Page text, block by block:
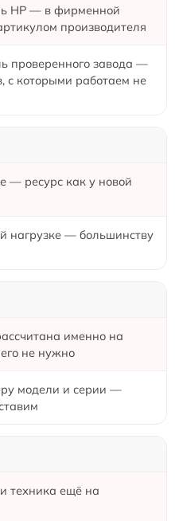
HP — в фирменной
производителя
проверенного завода —
с которыми работаем не
— ресурс как у новой
нагрузке — большинству
именно на
не нужно
модели и серии —
техника ещё на